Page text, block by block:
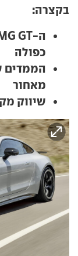
בקצרה:
כפולה
הממדים
מאחור
שיווק